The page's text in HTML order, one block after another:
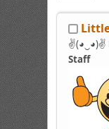
✌(◕‿◕)✌
Staff